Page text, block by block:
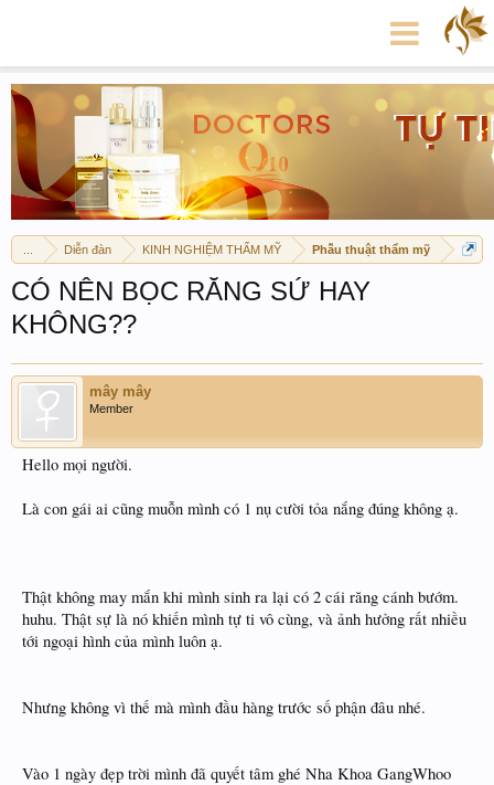
Diễn đàn KINH NGHIỆM THẨM MỸ Phẫu thuật thẩm mỹ
CÓ NÊN BỌC RĂNG SỨ HAY
KHÔNG??
mây mây
Member
Hello mọi người.
Là con gái ai cũng muỗn mình có 1 nụ cười tỏa nắng đúng không ạ.
Thật không may mắn khi mình sinh ra lại có 2 cái răng cánh bướm.
huhu. Thật sự là nó khiến mình tự ti vô cùng, và ảnh hưởng rất nhiều
tới ngoại hình của mình luôn ạ.
Nhưng không vì thế mà mình đầu hàng trước số phận đâu nhé.
Vào 1 ngày đẹp trời mình đã quyết tâm ghé Nha Khoa GangWhoo